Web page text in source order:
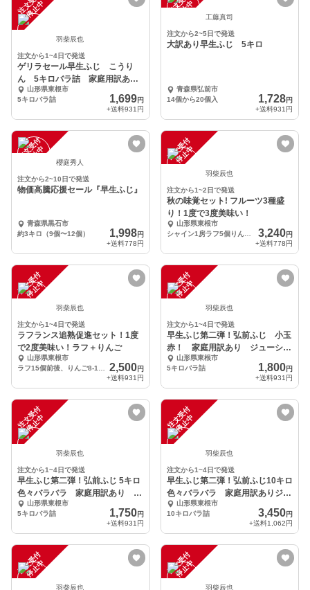
中
羽柴辰也
注文から1~4日で発送
ゲリラセール早生ふじ こうり
ん 5キロバラ詰 家庭用訳あ
り ジューシーで美味い！
山形県東根市
5キロバラ詰
1,699円
+送料931円
中 工藤真司
注文から2~5日で発送
大訳あり早生ふじ 5キロ
青森県弘前市
14個から20個入
1,728円
+送料931円
注
文
受
付
停
止
中 櫻庭秀人
注文から2~10日で発送
物価高騰応援セール『早生ふじ』
青森県黒石市
約3キロ（9個〜12個）
1,998円
+送料778円
注
文
受
付
停
止
中
羽柴辰也
注文から1~2日で発送
秋の味覚セット! フルーツ3種盛
り！1度で3度美味い！
山形県東根市
シャイン1房ラフ5個りんご5個
3,240円
+送料778円
注
文
受
付
停
止
中
羽柴辰也
注文から1~4日で発送
ラフランス追熟促進セット！1度
で2度美味い！ラフ＋りんご
山形県東根市
2,500円
+送料931円
注
文
受
付
停
止
中
羽柴辰也
注文から1~4日で発送
早生ふじ第二弾！弘前ふじ 小玉
赤！ 家庭用訳あり ジューシー
で美味い！
山形県東根市
5キロバラ詰
1,800円
+送料931円
注
文
受
付
停
止
中
羽柴辰也
注文から1~4日で発送
早生ふじ第二弾！弘前ふじ 5キロ
色々バラバラ 家庭用訳あり ジ
ューシーで美味い！
山形県東根市
5キロバラ詰
1,750円
+送料931円
注
文
受
付
停
止
中
羽柴辰也
注文から1~4日で発送
早生ふじ第二弾！弘前ふじ10キロ
色々バラバラ 家庭用訳ありジュ
ーシーで美味い！
山形県東根市
10キロバラ詰
3,450円
+送料1,062円
注
文
受
付
停
止
中
羽柴辰也
注
文
受
付
停
止
中
羽柴辰也